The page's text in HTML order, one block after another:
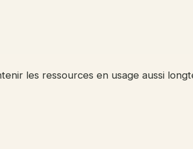
les ressources en usage aussi